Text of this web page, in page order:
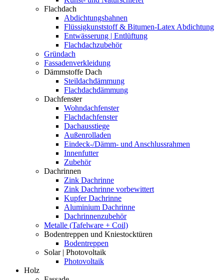
Flachdach
Abdichtungsbahnen
Flüssigkunststoff & Bitumen-Latex Abdichtung
Entwässerung | Entlüftung
Flachdachzubehör
Gründach
Fassadenverkleidung
Dämmstoffe Dach
Steildachdämmung
Flachdachdämmung
Dachfenster
Wohndachfenster
Flachdachfenster
Dachausstiege
Außenrolladen
Eindeck-/Dämm- und Anschlussrahmen
Innenfutter
Zubehör
Dachrinnen
Zink Dachrinne
Zink Dachrinne vorbewittert
Kupfer Dachrinne
Aluminium Dachrinne
Dachrinnenzubehör
Metalle (Tafelware + Coil)
Bodentreppen und Kniestocktüren
Bodentreppen
Solar | Photovoltaik
Photovoltaik
Holz